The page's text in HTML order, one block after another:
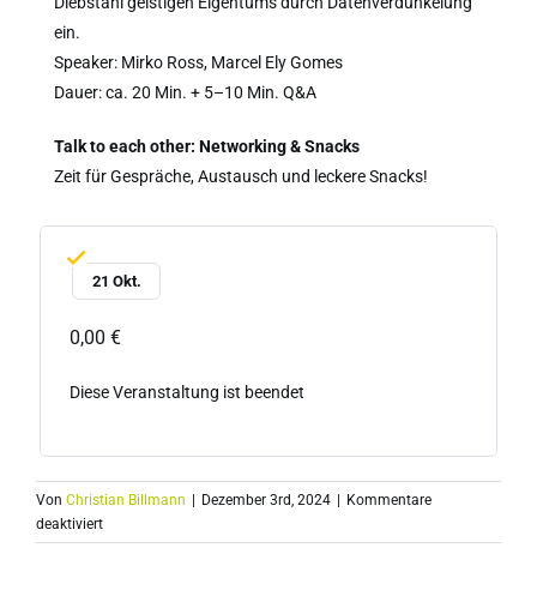
ein.
Speaker: Mirko Ross, Marcel Ely Gomes
Dauer: ca. 20 Min. + 5–10 Min. Q&A
Talk to each other: Networking & Snacks
Zeit für Gespräche, Austausch und leckere Snacks!
21 Okt.
0,00 €
Diese Veranstaltung ist beendet
Von Christian Billmann Dezember 3rd, 2024
Kommentare
deaktiviertfür
09|25